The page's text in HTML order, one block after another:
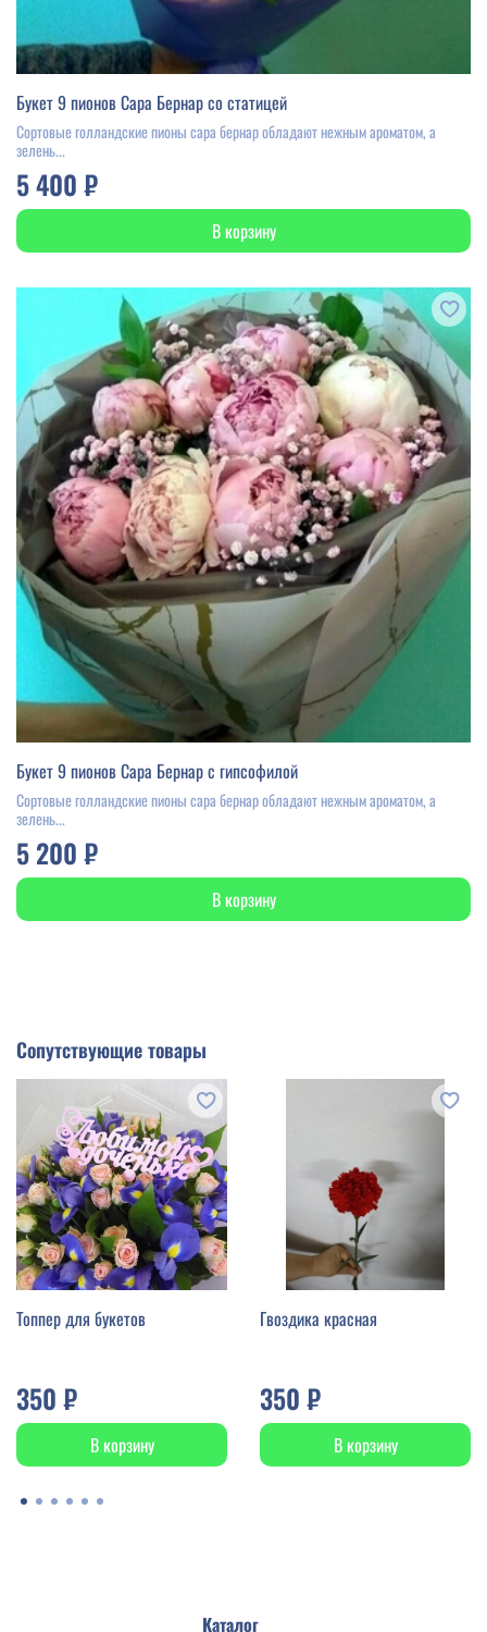
Букет 9 пионов Сара Бернар со статицей
Сортовые голландские пионы сара бернар обладают нежным ароматом, а
зелень...
5 400 ₽
В корзину
Букет 9 пионов Сара Бернар с гипсофилой
Сортовые голландские пионы сара бернар обладают нежным ароматом, а
зелень...
5 200 ₽
В корзину
Сопутствующие товары
Топпер для букетов
350 ₽
В корзину
Гвоздика красная
350 ₽
В корзину
Каталог